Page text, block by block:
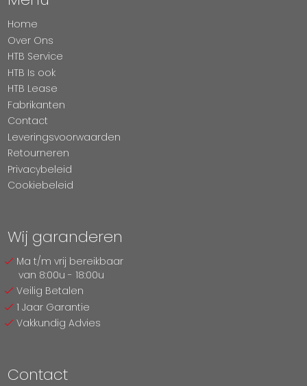
Home
Over Ons
HTB Service
HTB Is ook
HTB Lease
Fabrikanten
Contact
Leveringsvoorwaarden
Retourneren
Privacybeleid
Cookiebeleid
Wij garanderen
Ma t/m vrij bereikbaar
van 8:00u - 18:00u
Veilig Betalen
1 Jaar Garantie
Vakkundig Advies
Contact